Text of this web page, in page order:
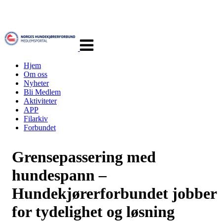
navigasjon
Hjem
Om oss
Nyheter
Bli Medlem
Aktiviteter
APP
Filarkiv
Forbundet
Grensepassering med
hundespann –
Hundekjørerforbundet jobber
for tydelighet og løsning